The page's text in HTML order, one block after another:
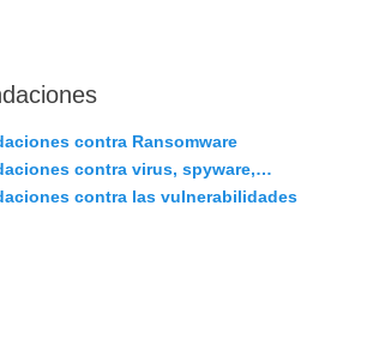
contra Ransomware
contra virus, spyware,…
contra las vulnerabilidades